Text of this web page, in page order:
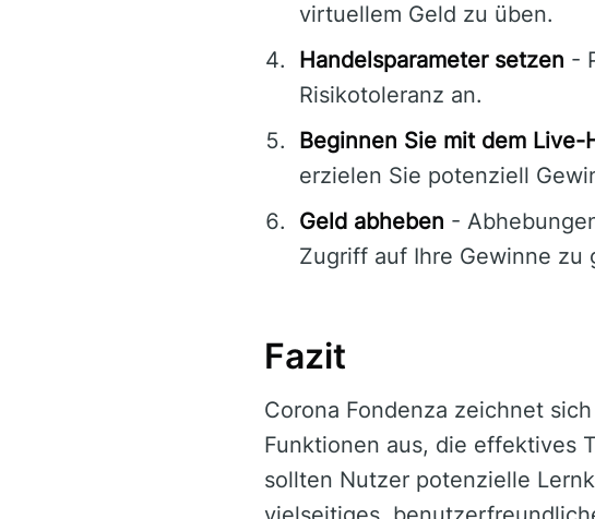
virtuellem Geld zu üben.
Handelsparameter setzen -
Risikotoleranz an.
Beginnen Sie mit dem Live-
erzielen Sie potenziell
Geld abheben -
Zugriff auf Ihre Gewinne zu
Fazit
Corona Fondenza zeichnet
Funktionen aus, die effektives
sollten Nutzer potenzielle